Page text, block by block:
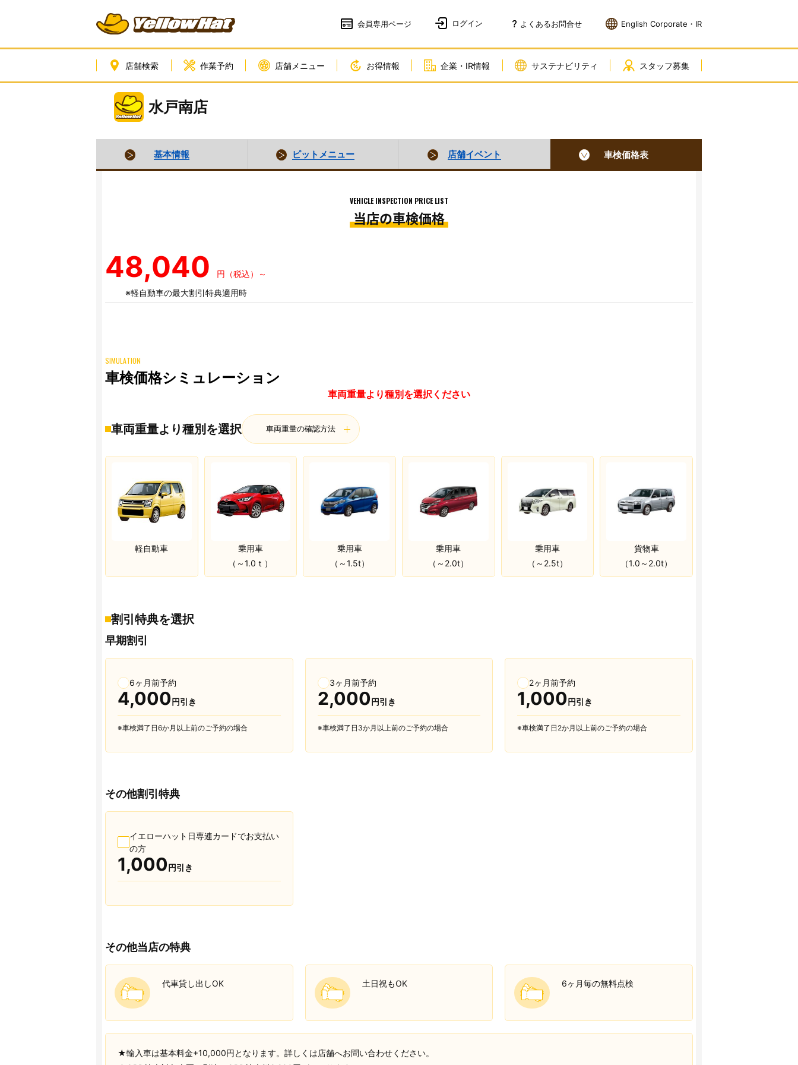
会員専用ページ よくあるお問合せ English Corporate・IR
店舗検索 作業予約 店舗メニュー お得情報 企業・IR情報 サステナビリティ スタッフ募集
水戸南店
基本情報 ピットメニュー 店舗イベント 車検価格表
VEHICLE INSPECTION PRICE LIST
当店の車検価格
48,040
円（税込）～
※軽自動車の最大割引特典適用時
SIMULATION
車検価格シミュレーション
車両重量より種別を選択ください
車両重量より種別を選択 車両重量の確認方法
軽自動車
乗用車
（～1.0ｔ）
乗用車
（～1.5t）
乗用車
（～2.0t）
乗用車
（～2.5t）
貨物車
（1.0～2.0t）
割引特典を選択
早期割引
6ヶ月前予約
4,000円引き
※車検満了日6か月以上前のご予約の場合
3ヶ月前予約
2,000円引き
※車検満了日3か月以上前のご予約の場合
2ヶ月前予約
1,000円引き
※車検満了日2か月以上前のご予約の場合
その他割引特典
イエローハット日専連カードでお支払い
の方
1,000円引き
その他当店の特典
代車貸し出しOK 土日祝もOK 6ヶ月毎の無料点検
★輸入車は基本料金+10,000円となります。詳しくは店舗へお問い合わせください。